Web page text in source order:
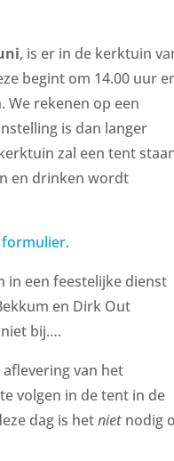
, is er in de kerktuin
begint om 14.00 uur
We rekenen op een
is dan langer
zal een tent
en drinken wordt
formulier.
in een feestelijke dienst
en Dirk Out
bij….
van het
volgen in de tent in de
dag is hetniet nodig